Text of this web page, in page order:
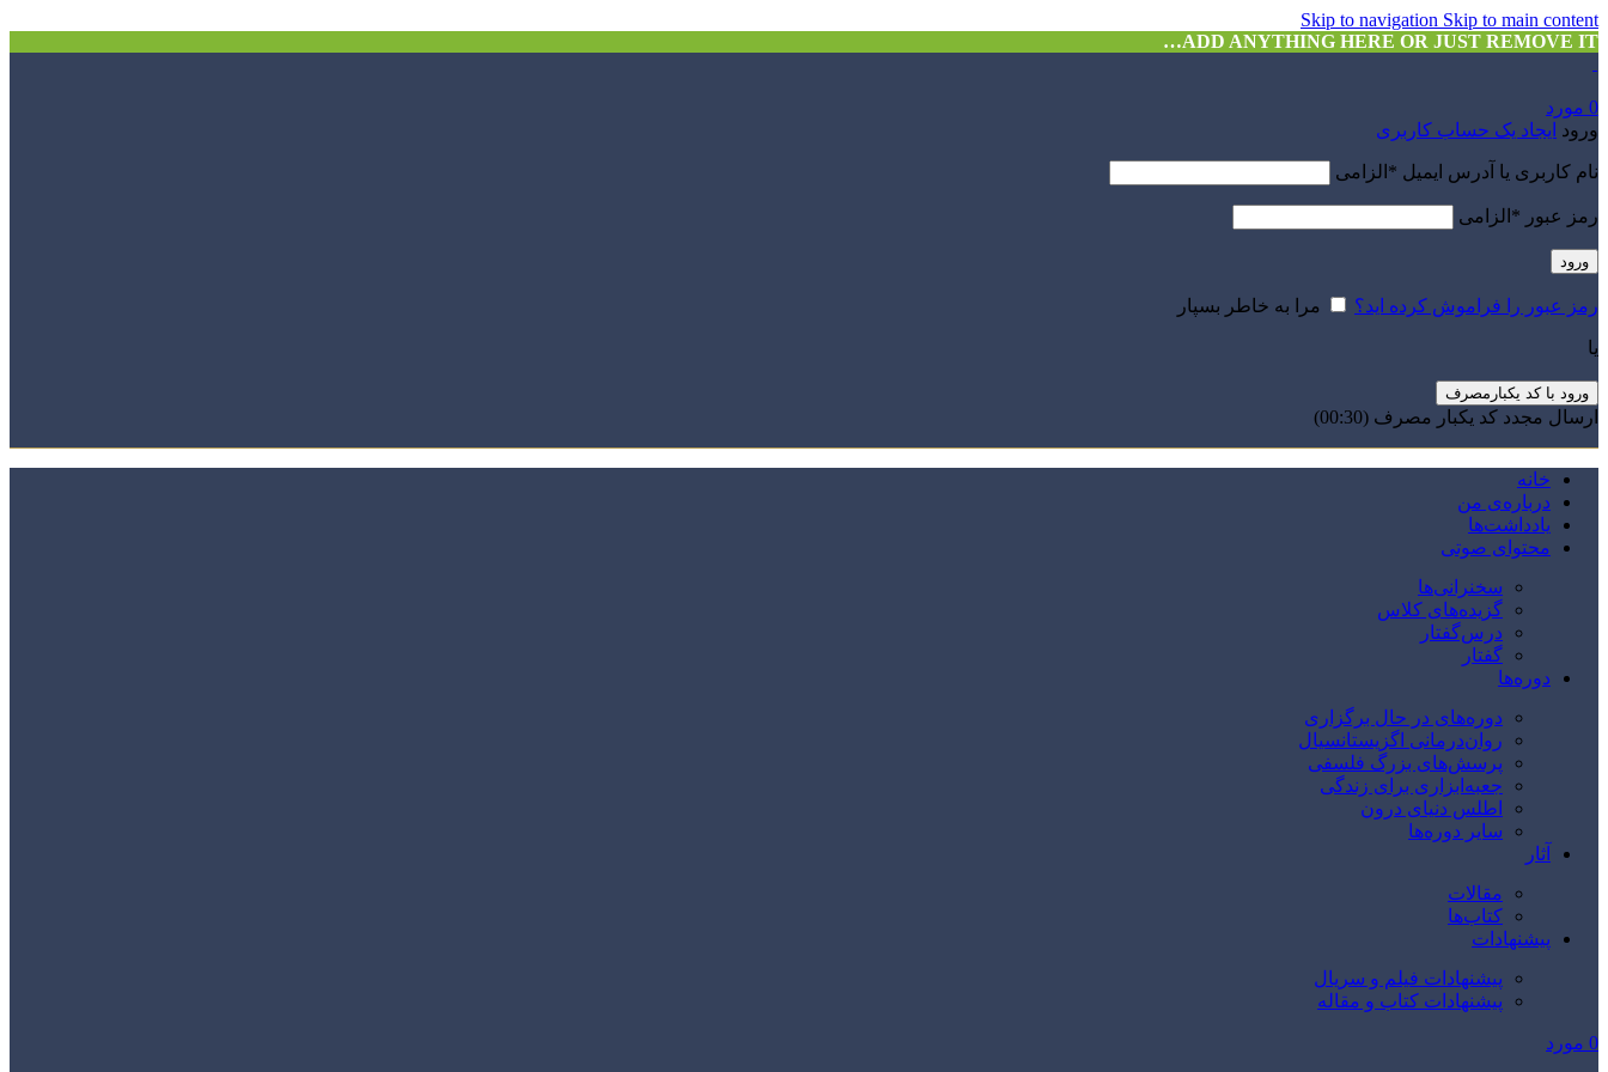
Skip to navigation Skip to main content
ADD ANYTHING HERE OR JUST REMOVE IT…
0 مورد
ورود ایجاد یک حساب کاربری
نام کاربری یا آدرس ایمیل * الزامی
رمز عبور * الزامی
ورود
رمز عبور را فراموش کرده اید؟ مرا به خاطر بسپار
یا
ورود با کد یکبارمصرف
ارسال مجدد کد یکبار مصرف (00:
30
)
خانه
درباره‌ی من
یادداشت‌ها
محتوای صوتی
سخنرانی‌ها
گزیده‌های کلاس
درس‌گفتار
گفتار
دوره‌ها
دوره‌های در حال برگزاری
روان‌درمانی اگزیستانسیال
پرسش‌های بزرگ فلسفی
جعبه‌ابزاری برای زندگی
اطلس دنیای درون
سایر دوره‌ها
آثار
مقالات
کتاب‌ها
پیشنهادات
پیشنهادات فیلم و سریال
پیشنهادات کتاب و مقاله
0 مورد